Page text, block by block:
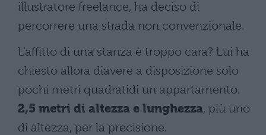
illustratore freelance, ha deciso di
percorrere una strada non convenzionale.
L'affitto di una stanza è troppo cara? Lui ha
chiesto allora diavere a disposizione solo
pochi metri quadratidi un appartamento.
2,5 metri di altezza e lunghezza, più uno
di altezza, per la precisione.